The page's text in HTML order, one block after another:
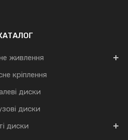
живлення
кріплення
диски
диски
диски